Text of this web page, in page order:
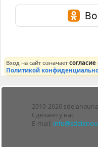
Вход на сайт означаетсогласие
Политикой
2010-2026
Сделано у нас
E-mail:
Блоги
Люди
Политика